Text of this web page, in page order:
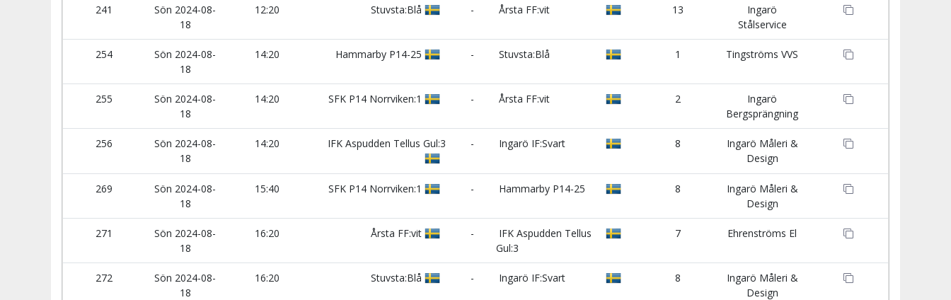
241
Sön 2024-08-
18
12:20 Stuvsta:Blå - Årsta FF:vit 13
Ingarö
Stålservice
254
Sön 2024-08-
18
14:20 Hammarby P14-25 - Stuvsta:Blå 1 Tingströms VVS
255
Sön 2024-08-
18
14:20 SFK P14 Norrviken:1 - Årsta FF:vit 2
Ingarö
Bergsprängning
256
Sön 2024-08-
18
14:20 IFK Aspudden Tellus Gul:3 - Ingarö IF:Svart 8
Ingarö Måleri &
Design
269
Sön 2024-08-
18
15:40 SFK P14 Norrviken:1 - Hammarby P14-25 8
Ingarö Måleri &
Design
271
Sön 2024-08-
18
16:20 Årsta FF:vit -
IFK Aspudden Tellus
Gul:3
7 Ehrenströms El
272
Sön 2024-08-
18
16:20 Stuvsta:Blå - Ingarö IF:Svart 8
Ingarö Måleri &
Design